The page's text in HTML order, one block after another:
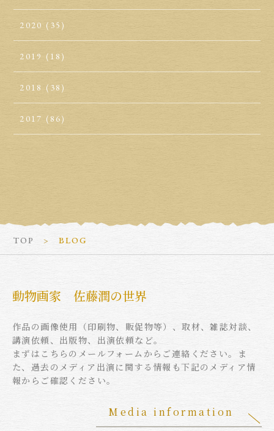
2020 (35)
2019 (18)
2018 (38)
2017 (86)
TOP BLOG
動物画家 佐藤潤の世界
作品の画像使用（印刷物、販促物等）、取材、雑誌対談、
講演依頼、出版物、出演依頼など。
まずはこちらのメールフォームからご連絡ください。ま
た、過去のメディア出演に関する情報も下記のメディア情
報からご確認ください。
Media information